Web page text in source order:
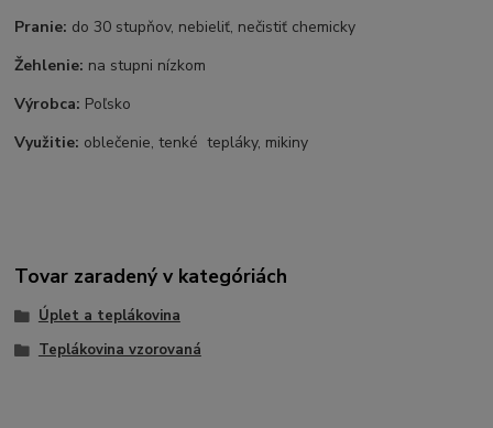
Pranie: do 30 stupňov, nebieliť, nečistiť chemicky
Žehlenie: na stupni nízkom
Výrobca: Poľsko
Využitie: oblečenie, tenké tepláky, mikiny
Tovar zaradený v kategóriách
Úplet a teplákovina
Teplákovina vzorovaná